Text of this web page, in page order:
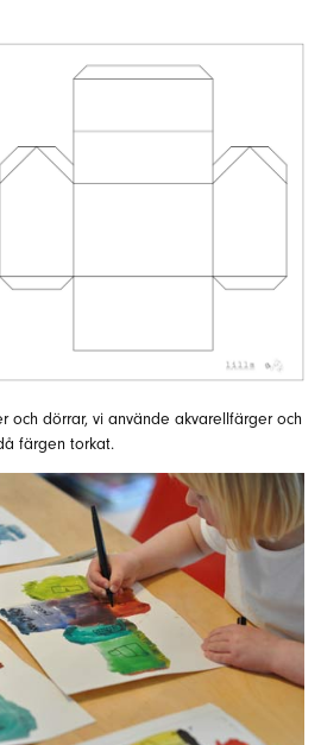
och dörrar, vi använde akvarellfärger och
färgen torkat.